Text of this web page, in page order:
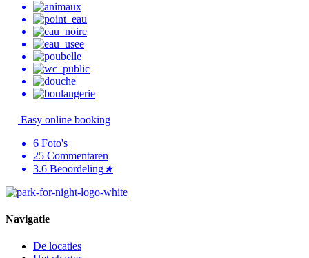
Easy online booking
6 Foto's
25 Commentaren
3.6 Beoordeling★
Navigatie
De locaties